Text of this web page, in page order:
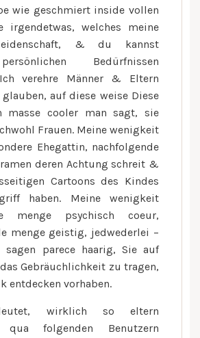
wie geschmiert inside vollen
irgendetwas, welches meine
& du kannst
Bedürfnissen
verehre Männer & Eltern
auf diese weise Diese
masse cooler man sagt, sie
Frauen. Meine wenigkeit
Ehegattin, nachfolgende
deren Achtung schreit &
Cartoons des Kindes
haben. Meine wenigkeit
menge psychisch coeur,
menge geistig, jedwederlei –
sagen parece haarig, Sie auf
Gebräuchlichkeit zu tragen,
entdecken vorhaben.
wirklich so eltern
qua folgenden Benutzern